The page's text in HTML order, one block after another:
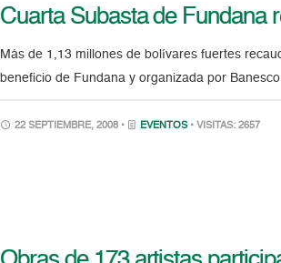
Cuarta Subasta de Fundana
Más de 1,13 millones de bolívares fuertes
beneficio de Fundana y organizada por
22 SEPTIEMBRE, 2008 • EVENTOS • VISITAS: 2657